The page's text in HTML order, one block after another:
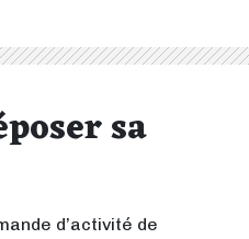
sa
d’activité de